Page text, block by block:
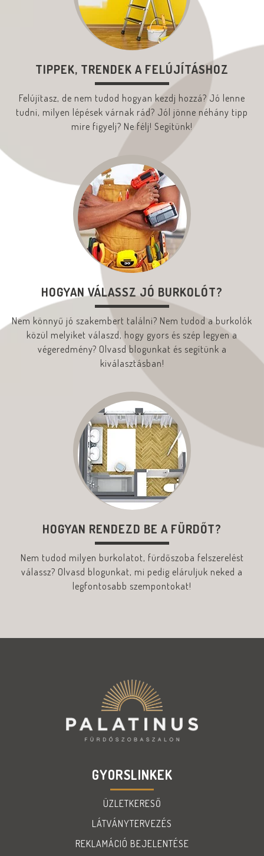
TIPPEK, TRENDEK A FELÚJÍTÁSHOZ
Felújítasz, de nem tudod hogyan kezdj hozzá? Jó lenne
tudni, milyen lépések várnak rád? Jól jönne néhány tipp
mire figyelj? Ne félj! Segítünk!
HOGYAN VÁLASSZ JÓ BURKOLÓT?
Nem könnyű jó szakembert találni? Nem tudod a burkolók
közül melyiket válaszd, hogy gyors és szép legyen a
végeredmény? Olvasd blogunkat és segítünk a
kiválasztásban!
HOGYAN RENDEZD BE A FÜRDŐT?
Nem tudod milyen burkolatot, fürdőszoba felszerelést
válassz? Olvasd blogunkat, mi pedig eláruljuk neked a
legfontosabb szempontokat!
GYORSLINKEK
ÜZLETKERESŐ
LÁTVÁNYTERVEZÉS
REKLAMÁCIÓ BEJELENTÉSE